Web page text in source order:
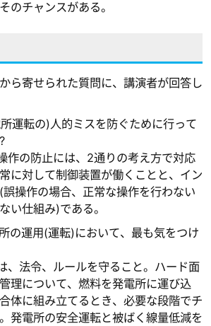
のチャンスがある。
ら寄せられた質問に、講演者が回答し
運転の)人的ミスを防ぐために行って
作の防止には、2通りの考え方で対応
に対して制御装置が働くことと、イン
操作の場合、正常な操作を行わない
い仕組み)である。
の運用(運転)において、最も気をつけ
、法令、ルールを守ること。ハード面
理について、燃料を発電所に運び込
体に組み立てるとき、必要な段階でチ
発電所の安全運転と被ばく線量低減を